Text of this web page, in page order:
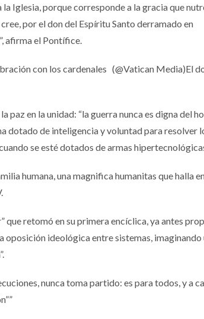
la Iglesia, porque corresponde a la gracia que
por el don del Espíritu Santo derramado en
afirma el Pontífice.
con los cardenales (@Vatican Media)El
paz en la unidad: “la guerra nunca es digna del
dotado de inteligencia y voluntad para resolver
se esté dotados de armas
humana, una magnifica humanitas que halla
que retomó en su primera encíclica, ya antes
oposición ideológica entre sistemas, imaginando
nunca toma partido: es para todos, y a